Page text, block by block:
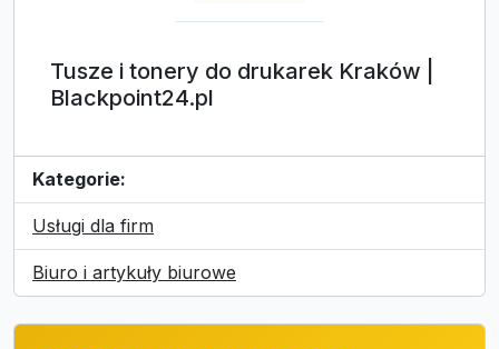
Tusze i tonery do drukarek Kraków |
Blackpoint24.pl
Kategorie:
Usługi dla firm
Biuro i artykuły biurowe